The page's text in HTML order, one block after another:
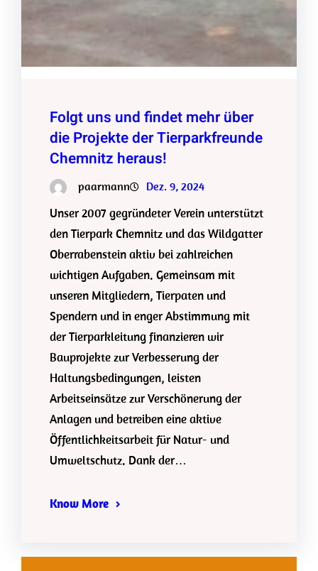
Folgt uns und findet mehr über
die Projekte der Tierparkfreunde
Chemnitz heraus!
paarmann Dez. 9, 2024
Unser 2007 gegründeter Verein unterstützt
den Tierpark Chemnitz und das Wildgatter
Oberrabenstein aktiv bei zahlreichen
wichtigen Aufgaben. Gemeinsam mit
unseren Mitgliedern, Tierpaten und
Spendern und in enger Abstimmung mit
der Tierparkleitung finanzieren wir
Bauprojekte zur Verbesserung der
Haltungsbedingungen, leisten
Arbeitseinsätze zur Verschönerung der
Anlagen und betreiben eine aktive
Öffentlichkeitsarbeit für Natur- und
Umweltschutz. Dank der…
Know More